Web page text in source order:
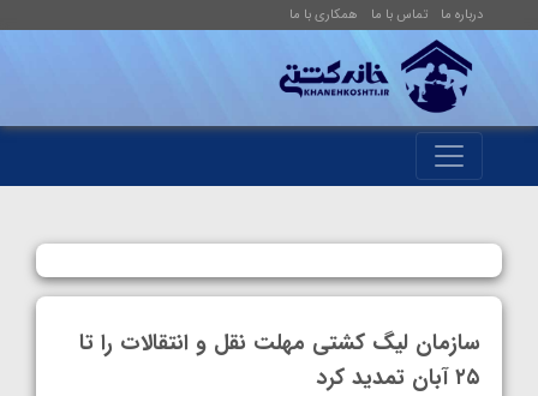
درباره ما تماس با ما همکاری با ما
سازمان لیگ کشتی مهلت نقل و انتقالات را تا
۲۵ آبان تمدید کرد